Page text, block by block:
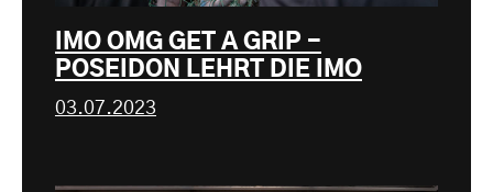
IMO OMG GET A GRIP -
POSEIDON LEHRT DIE IMO
03.07.2023